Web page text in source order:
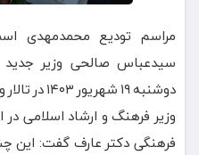
مراسم تودیع محمدمهدی
سیدعباس صالحی وزیر جدید
دوشنبه ۱۹ شهریور ۱۴۰۳ در تالار وحدت برگزار شد.
وزیر فرهنگ و ارشاد اسلامی در
فرهنگی دکتر عارف گفت: این